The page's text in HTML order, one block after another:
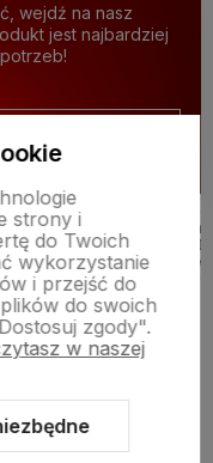
wejdź na nasz
jest najbardziej
1
Laptop
Dell
Latitude
strony i
do Twoich
wykorzystanie
i przejść do
do swoich
zgody".
w naszej